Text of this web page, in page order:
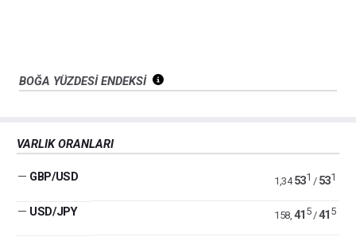
BOĞA YÜZDESİ ENDEKSİ
VARLIK ORANLARI
— GBP/USD 1,34 531 / 531
— USD/JPY 158, 41 5/41 5